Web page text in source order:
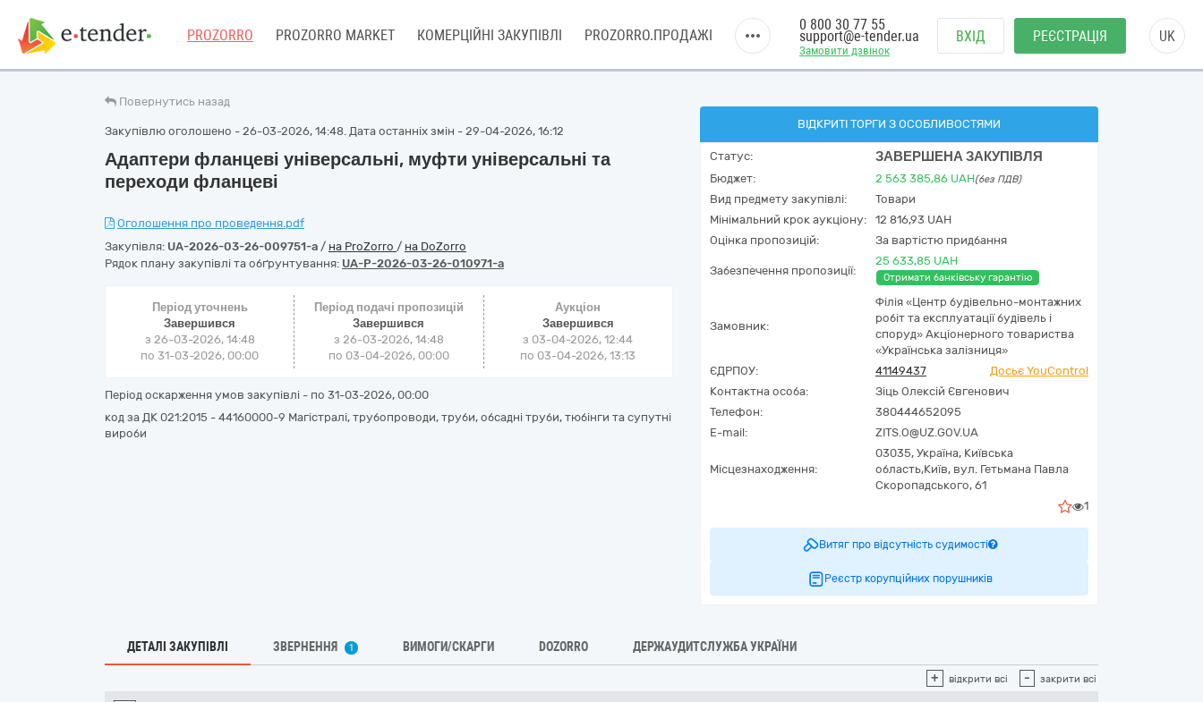
PROZORRO PROZORRO MARKET КОМЕРЦІЙНІ ЗАКУПІВЛІ PROZORRO.ПРОДАЖІ
Замовити дзвінок
0 800 30 77 55
support@e-tender.ua ВХІД РЕЄСТРАЦІЯ UK
Повернутись назад
Закупівлю оголошено - 26-03-2026, 14:48. Дата останніх змін - 29-04-2026, 16:12
Адаптери фланцеві універсальні, муфти універсальні та
переходи фланцеві
Оголошення про проведення.pdf
Закупівля: UA-2026-03-26-009751-a / на ProZorro / на DoZorro
Рядок плану закупівлі та обґрунтування: UA-P-2026-03-26-010971-a
Період уточнень
Завершився
з 26-03-2026, 14:48
по 31-03-2026, 00:00
Період подачі пропозицій
Завершився
з 26-03-2026, 14:48
по 03-04-2026, 00:00
Аукціон
Завершився
з 03-04-2026, 12:44
по 03-04-2026, 13:13
Період оскарження умов закупівлі - по 31-03-2026, 00:00
код за ДК 021:2015 - 44160000-9 Магістралі, трубопроводи, труби, обсадні труби, тюбінги та супутні
вироби
ВІДКРИТІ ТОРГИ З ОСОБЛИВОСТЯМИ
Статус: ЗАВЕРШЕНА ЗАКУПІВЛЯ
Бюджет: 2 563 385,86 UAH(без ПДВ)
Вид предмету закупівлі:
Товари
Мінімальний крок аукціону:
12 816,93 UAH
Оцінка пропозицій:
За вартістю придбання
Забезпечення пропозиції:
25 633,85 UAH
Отримати банківську гарантію
Замовник:
Філія «Центр будівельно-монтажних
робіт та експлуатації будівель і
споруд» Акціонерного товариства
«Українська залізниця»
ЄДРПОУ:
41149437
Досьє YouControl
Контактна особа:
Зіць Олексій Євгенович
Телефон:
380444652095
E-mail:
ZITS.O@UZ.GOV.UA
Місцезнаходження:
03035, Україна, Київська
область,Київ, вул. Гетьмана Павла
Скоропадського, 61
1
Витяг про відсутність судимості
Реєстр корупційних порушників
ДЕТАЛІ ЗАКУПІВЛІ ЗВЕРНЕННЯ 1 ВИМОГИ/СКАРГИ DOZORRO ДЕРЖАУДИТСЛУЖБА УКРАЇНИ
+ відкрити всі - закрити всі